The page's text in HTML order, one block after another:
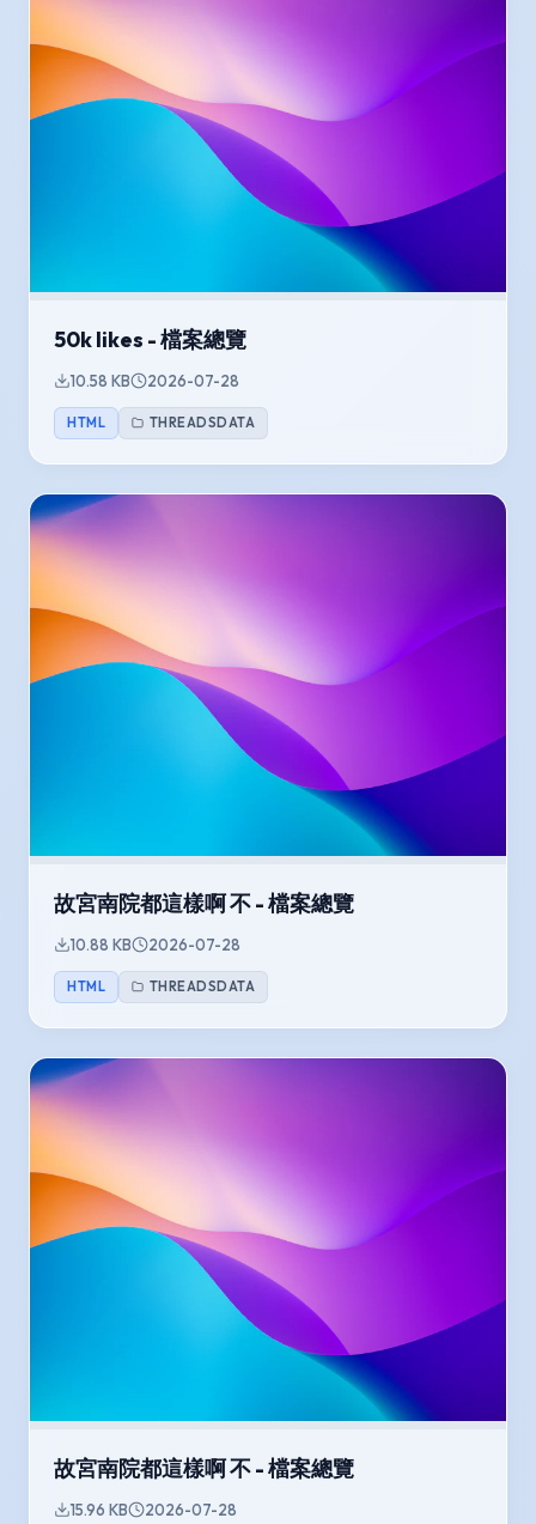
50k likes - 檔案總覽
10.58 KB 2026-07-28
HTML THREADSDATA
故宮南院都這樣啊 不 - 檔案總覽
10.88 KB 2026-07-28
HTML THREADSDATA
故宮南院都這樣啊 不 - 檔案總覽
15.96 KB 2026-07-28